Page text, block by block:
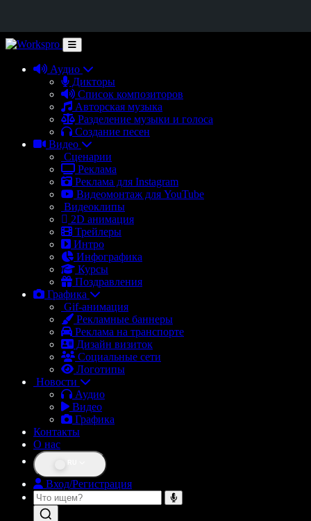
Аудио
Дикторы
Список композиторов
Авторская музыка
Разделение музыки и голоса
Создание песен
Видео
Сценарии
Реклама
Реклама для Instagram
Видеомонтаж для YouTube
Видеоклипы
2D анимация
Трейлеры
Интро
Инфографика
Курсы
Поздравления
Графика
Gif-анимация
Рекламные баннеры
Реклама на транспорте
Дизайн визиток
Социальные сети
Логотипы
Новости
Аудио
Видео
Графика
Контакты
О нас
Вход/Регистрация